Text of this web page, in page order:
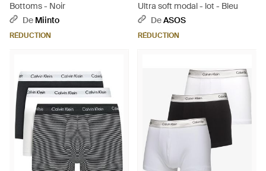
Bottoms - Noir
De Miinto
RÉDUCTION
Ultra soft modal - lot - Bleu
DeASOS
RÉDUCTION